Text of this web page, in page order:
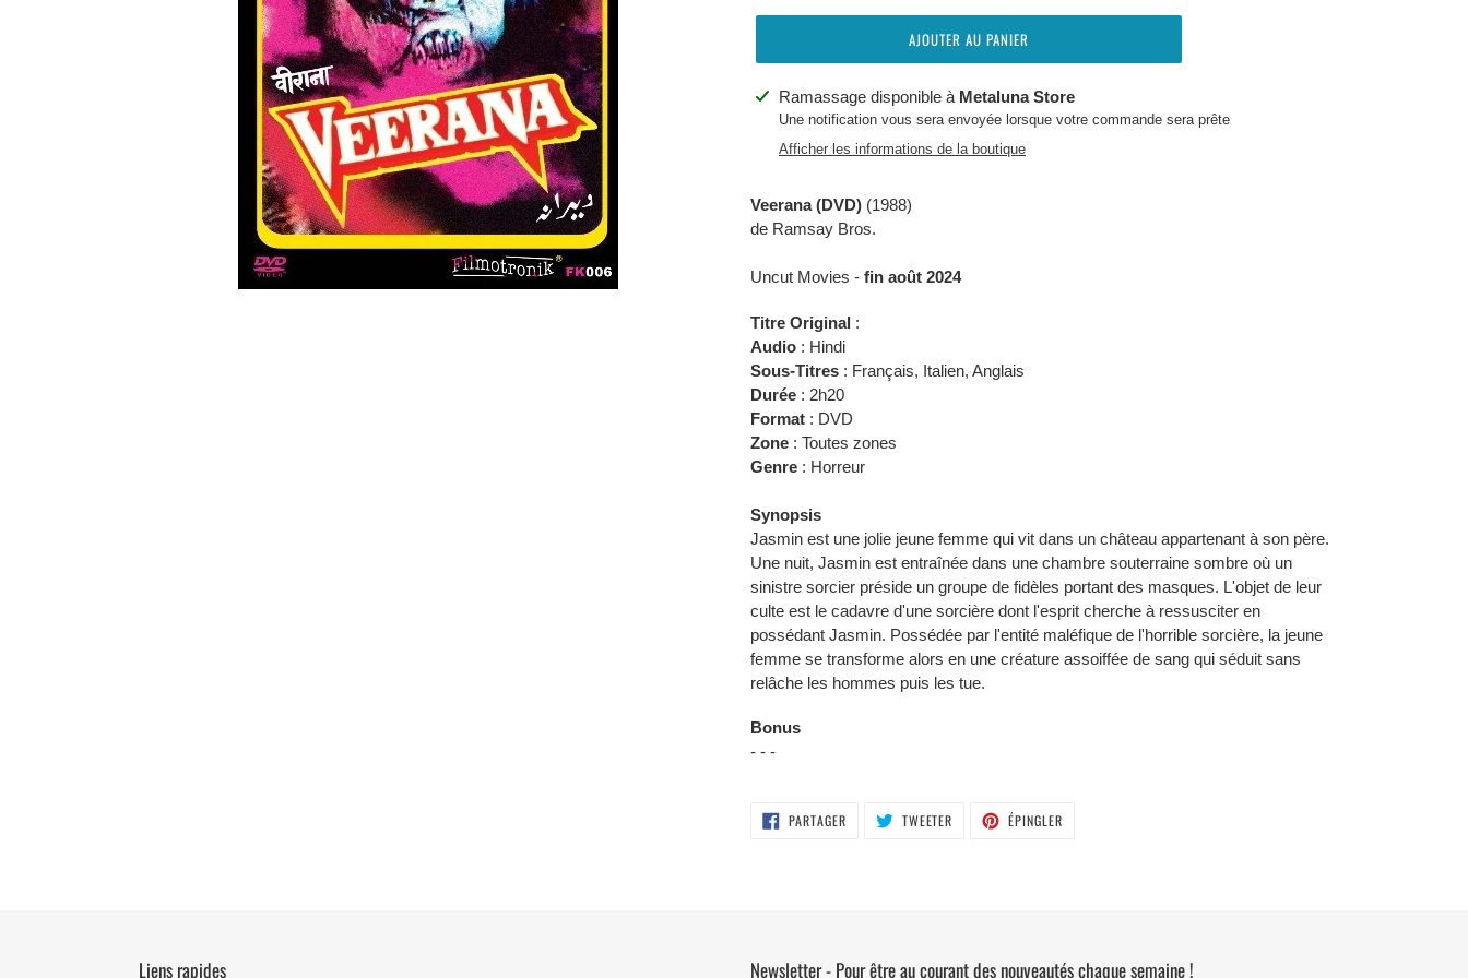
AJOUTER AU PANIER
Ajout
produit
panier
Ramassage disponible à Metaluna Store
Une notification vous sera envoyée lorsque votre commande sera prête
Afficher les informations de la boutique
Veerana (DVD) (1988)
de Ramsay Bros.
Uncut Movies - fin août 2024
Titre Original :
Audio : Hindi
Sous-Titres : Français, Italien, Anglais
Durée : 2h20
Format : DVD
Zone : Toutes zones
Genre : Horreur
Synopsis
Jasmin est une jolie jeune femme qui vit dans un château appartenant à son père.
Une nuit, Jasmin est entraînée dans une chambre souterraine sombre où un
sinistre sorcier préside un groupe de fidèles portant des masques. L'objet de leur
culte est le cadavre d'une sorcière dont l'esprit cherche à ressusciter en
possédant Jasmin. Possédée par l'entité maléfique de l'horrible sorcière, la jeune
femme se transforme alors en une créature assoiffée de sang qui séduit sans
relâche les hommes puis les tue.
Bonus
- - -
PARTAGERPARTAGER
SUR
TWEETER TWEETER ÉPINGLER
Liens rapides Newsletter - Pour être au courant des nouveautés chaque semaine !